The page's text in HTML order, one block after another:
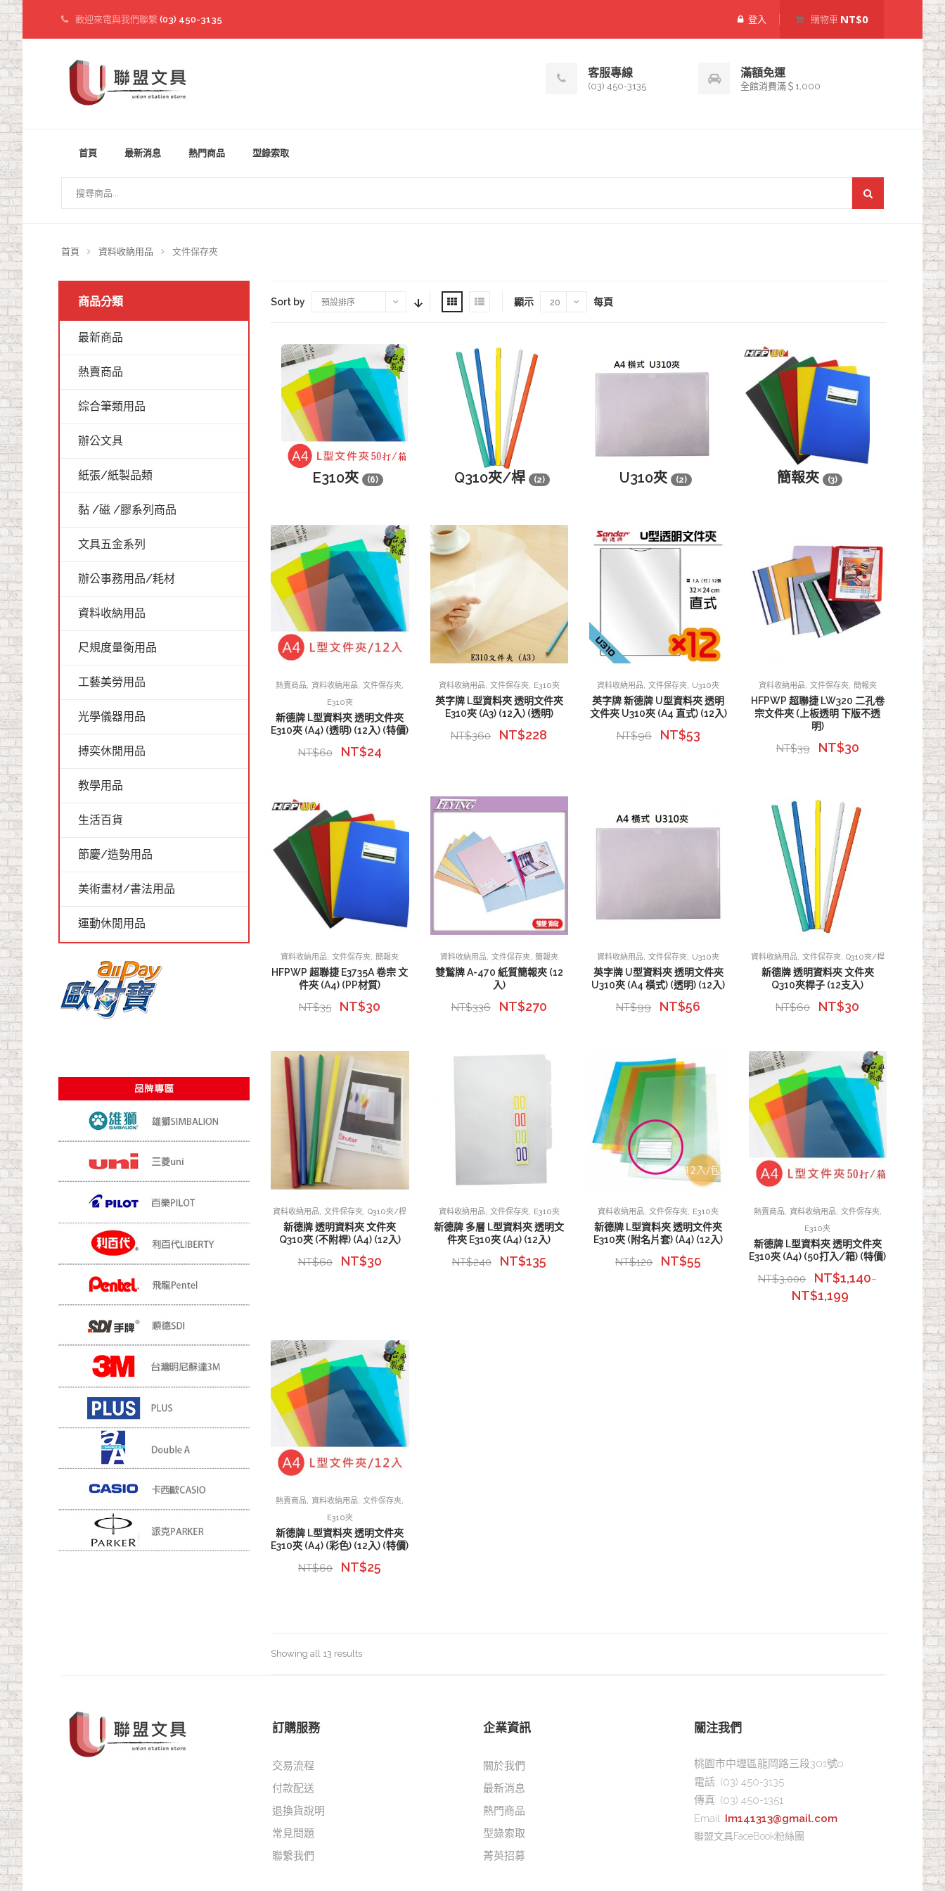
歡迎來電與我們聯繫 (03) 450-3135 登入 購物車 NT$0
客服專線
(03) 450-3135
滿額免運
全館消費滿＄1,000
首頁 最新消息 熱門商品 型錄索取
首頁 資料收納用品 文件保存夾
Sort by 預設排序 顯示 20 每頁
E310夾 (6) Q310夾/桿 (2) U310夾 (2) 簡報夾 (3)
熱賣商品 ,資料收納用品 ,文件保存夾
E310夾
新德牌 L型資料夾 透明文件夾
E310夾 (A4) (透明) (12入) (特價)
NT$60 NT$24
資料收納用品 文件保存夾, E310夾
英字牌 L型資料夾 透明文件夾
E310夾 (A3) (12入) (透明)
NT$360 NT$228
資料收納用品 ,文件保存夾 U310夾
英字牌 新德牌 U型資料夾 透明
文件夾 U310夾 (A4 直式) (12入)
NT$96 NT$53
資料收納用品 文件保存夾, 簡報夾
HFPWP 超聯捷 LW320 二孔卷
宗文件夾 (上板透明 下版不透
明)
NT$39 NT$30
資料收納用品 ,文件保存夾 ,簡報夾
HFPWP 超聯捷 E3735A 卷宗 文
件夾 (A4) (PP材質)
NT$35 NT$30
資料收納用品 文件保存夾, 簡報夾
雙鶖牌 A-470 紙質簡報夾 (12
入)
NT$336 NT$270
資料收納用品 ,文件保存夾 U310夾
英字牌 U型資料夾 透明文件夾
U310夾 (A4 橫式) (透明) (12入)
NT$99 NT$56
資料收納用品 文件保存夾, Q310夾/桿
新德牌 透明資料夾 文件夾
Q310夾桿子 (12支入)
NT$60 NT$30
資料收納用品 ,文件保存夾 ,Q310夾/桿
新德牌 透明資料夾 文件夾
Q310夾 (不附桿) (A4) (12入)
NT$60 NT$30
資料收納用品 文件保存夾, E310夾
新德牌 多層 L型資料夾 透明文
件夾 E310夾 (A4) (12入)
NT$240 NT$135
資料收納用品 ,文件保存夾 E310夾
新德牌 L型資料夾 透明文件夾
E310夾 (附名片套) (A4) (12入)
NT$120 NT$55
熱賣商品 資料收納用品 文件保存夾,
E310夾
新德牌 L型資料夾 透明文件夾
E310夾 (A4) (50打入/箱) (特價)
NT$3,000 NT$1,140–
NT$1,199
熱賣商品 ,資料收納用品 ,文件保存夾
E310夾
新德牌 L型資料夾 透明文件夾
E310夾 (A4) (彩色) (12入) (特價)
NT$60 NT$25
Showing all 13 results
商品分類
最新商品
熱賣商品
綜合筆類用品
辦公文具
紙張/紙製品類
黏 /磁 /膠系列商品
文具五金系列
辦公事務用品/耗材
資料收納用品
尺規度量衡用品
工藝美勞用品
光學儀器用品
搏奕休閒用品
教學用品
生活百貨
節慶/造勢用品
美術畫材/書法用品
運動休閒用品
訂購服務
交易流程
付款配送
退換貨說明
常見問題
聯繫我們
企業資訊
關於我們
最新消息
熱門商品
型錄索取
菁英招募
關注我們
桃園市中壢區龍岡路三段301號o
電話: (03) 450-3135
傳真: (03) 450-1351
Email :Im141313@gmail.com
聯盟文具FaceBook粉絲團